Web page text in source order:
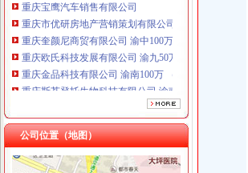
重庆市优研房地产营销策划有限公司
重庆奎颜尼商贸有限公司 渝中100万 （工商注册）
重庆欧氏科技发展有限公司 渝九50万 （进出口权）
重庆金品科技有限公司 渝南100万 （进出口权）
重庆斯苔登托生物科技有限公司 渝南10万 （工商注册
重庆安赐商贸有限公司 渝江10万 （工商注册）
重庆市冰岛科技发展有限公司 渝沙50万 （进出口权）
重庆华康假肢矫形有限公司 渝中120万 （增资）
公司位置（地图）